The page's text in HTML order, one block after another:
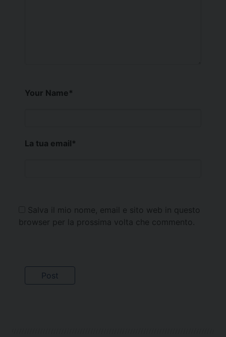
Your Name*
La tua email*
Salva il mio nome, email e sito web in questo
browser per la prossima volta che commento.